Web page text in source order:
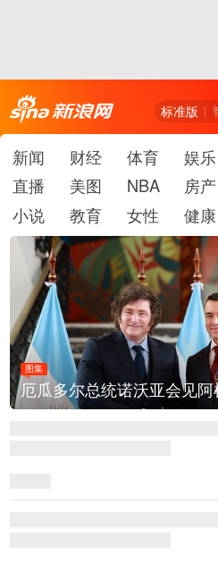
标准版
新闻 财经 体育 娱乐
直播
美图 NBA 房产
小说
教育 女性 健康
图集
厄瓜多尔总统诺沃亚会见